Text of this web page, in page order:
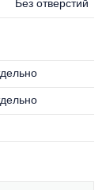
Без отверстий